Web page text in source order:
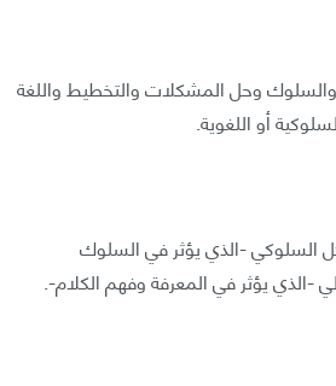
وحل المشكلات والتخطيط واللغة
أو اللغوية.
السلوكي -الذي يؤثر في السلوك
-الذي يؤثر في المعرفة وفهم الكلام-.